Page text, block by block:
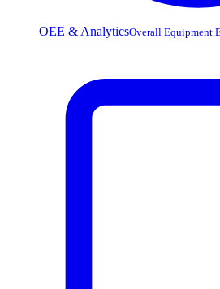
OEE & AnalyticsOverall Equipment